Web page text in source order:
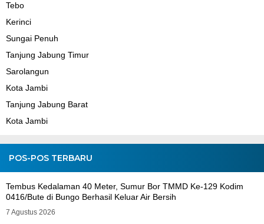
Tebo
Kerinci
Sungai Penuh
Tanjung Jabung Timur
Sarolangun
Kota Jambi
Tanjung Jabung Barat
Kota Jambi
POS-POS TERBARU
Tembus Kedalaman 40 Meter, Sumur Bor TMMD Ke-129 Kodim
0416/Bute di Bungo Berhasil Keluar Air Bersih
7 Agustus 2026